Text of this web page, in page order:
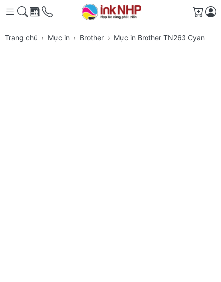
Giỏ
Trang chủ Mực in Brother Mực in Brother TN263 Cyan